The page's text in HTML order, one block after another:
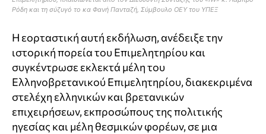
Ρόδη και τη σύζυγό το κα Φανή Πανταζή, Σύμβουλο ΟΕΥ του ΥΠΕΞ
Η εορταστική αυτή εκδήλωση, ανέδειξε την
ιστορική πορεία του Επιμελητηρίου και
συγκέντρωσε εκλεκτά μέλη του
Ελληνοβρετανικού Επιμελητηρίου, διακεκριμένα
στελέχη ελληνικών και βρετανικών
επιχειρήσεων, εκπροσώπους της πολιτικής
ηγεσίας και μέλη θεσμικών φορέων, σε μια